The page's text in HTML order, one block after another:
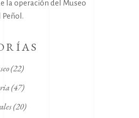
la operación del Museo
Peñol.
(22)
(47)
(20)